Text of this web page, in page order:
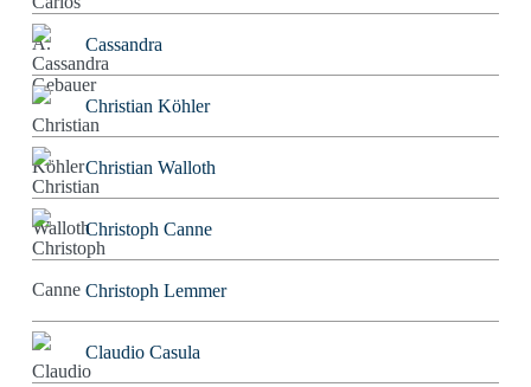
Cassandra
Christian Köhler
Christian Walloth
Christoph Canne
Christoph Lemmer
Claudio Casula